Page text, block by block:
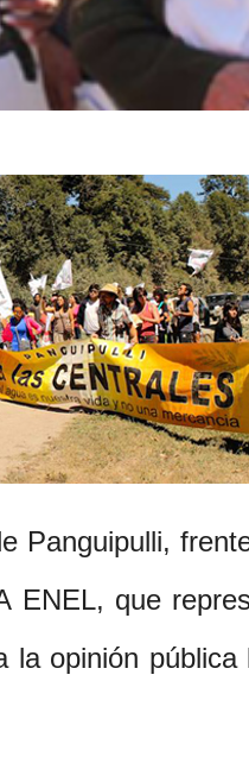
Panguipulli,
ENEL, que
opinión